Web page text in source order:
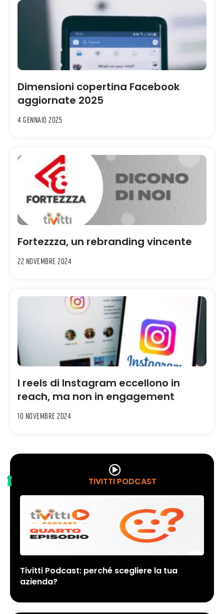
Dimensioni copertina Facebook
aggiornate 2025
4 Gennaio 2025
Fortezzza, un rebranding vincente
22 Novembre 2024
I reels di Instagram eccellono in
reach, ma non in engagement
10 Novembre 2024
TIVITTI PODCAST
Tivitti Podcast: perché scegliere la tua
azienda?